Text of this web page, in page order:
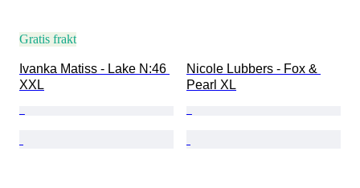
Gratis frakt
Ivanka Matiss - Lake N:46
XXL
Nicole Lubbers - Fox &
Pearl XL